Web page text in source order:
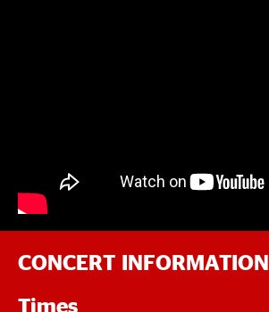
CONCERT INFORMATION
Times